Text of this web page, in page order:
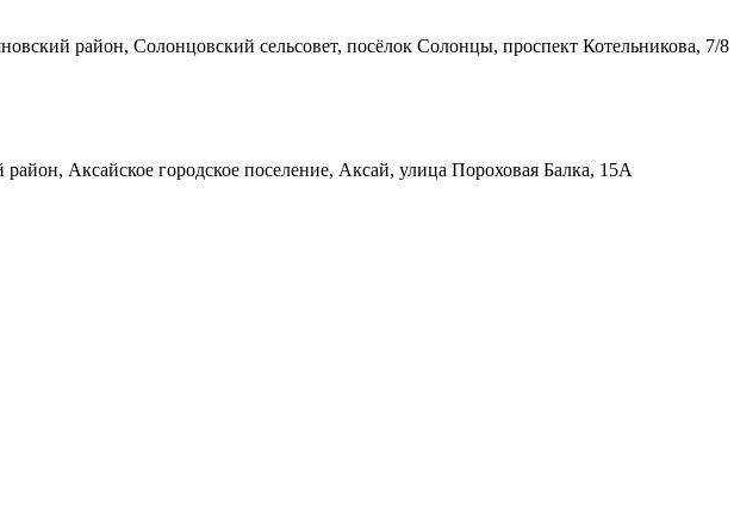
район, Солонцовский сельсовет, посёлок Солонцы, проспект Котельникова, 7/8
Аксайское городское поселение, Аксай, улица Пороховая Балка, 15А